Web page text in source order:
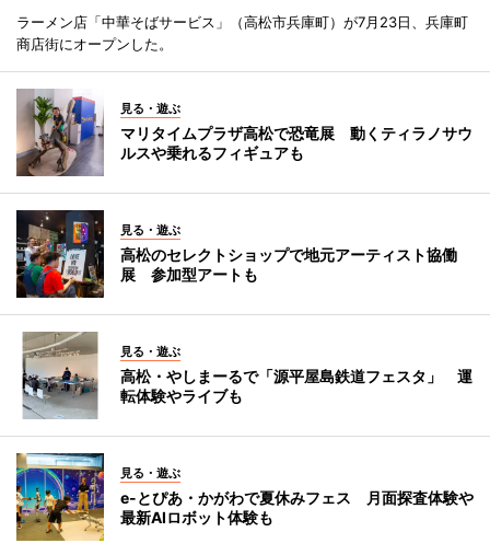
ラーメン店「中華そばサービス」（高松市兵庫町）が7月23日、兵庫町
商店街にオープンした。
見る・遊ぶ
マリタイムプラザ高松で恐竜展 動くティラノサウ
ルスや乗れるフィギュアも
見る・遊ぶ
高松のセレクトショップで地元アーティスト協働
展 参加型アートも
見る・遊ぶ
高松・やしまーるで「源平屋島鉄道フェスタ」 運
転体験やライブも
見る・遊ぶ
e-とぴあ・かがわで夏休みフェス 月面探査体験や
最新AIロボット体験も